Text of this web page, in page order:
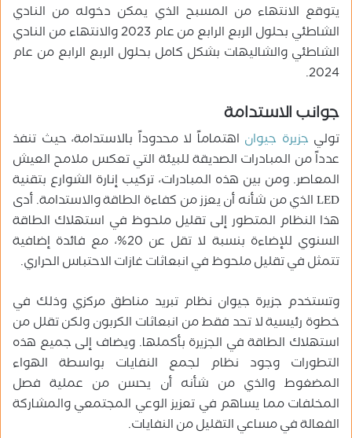
يتوقع الانتهاء من المسبح الذي يمكن دخوله من النادي
الشاطئي بحلول الربع الرابع من عام 2023 والانتهاء من النادي
الشاطئي والشاليهات بشكل كامل بحلول الربع الرابع من عام
2024.
جوانب الاستدامة
تولي جزيرة جيوان اهتماماً لا محدوداً بالاستدامة، حيث تنفذ
عدداً من المبادرات الصديقة للبيئة التي تعكس ملامح العيش
المعاصر. ومن بين هذه المبادرات، تركيب إنارة الشوارع بتقنية
LED الذي من شأنه أن يعزز من كفاءة الطاقة والاستدامة. أدى
هذا النظام المتطور إلى تقليل ملحوظ في استهلاك الطاقة
السنوي للإضاءة بنسبة لا تقل عن 20%، مع فائدة إضافية
تتمثل في تقليل ملحوظ في انبعاثات غازات الاحتباس الحراري.
وتستخدم جزيرة جيوان نظام تبريد مناطق مركزي وذلك في
خطوة رئيسية لا تحد فقط من انبعاثات الكربون ولكن تقلل من
استهلاك الطاقة في الجزيرة بأكملها. ويضاف إلى جميع هذه
التطورات وجود نظام لجمع النفايات بواسطة الهواء
المضغوط والذي من شأنه أن يحسن من عملية فصل
المخلفات مما يساهم في تعزيز الوعي المجتمعي والمشاركة
الفعالة في مساعي التقليل من النفايات.